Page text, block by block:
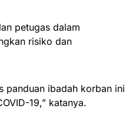
petugas dalam
risiko dan
panduan ibadah korban ini
19,” katanya.